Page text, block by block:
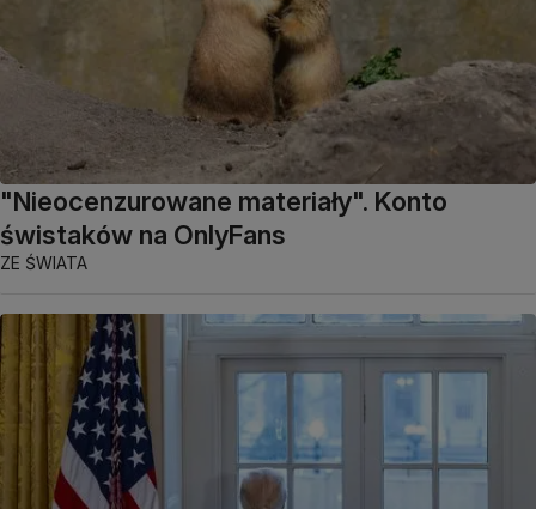
"Nieocenzurowane materiały". Konto
świstaków na OnlyFans
ZE ŚWIATA